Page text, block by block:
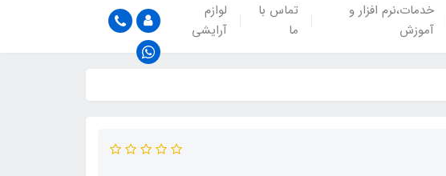
خدمات،نرم افزار و
آموزش
تماس با
ما
لوازم
آرایشی